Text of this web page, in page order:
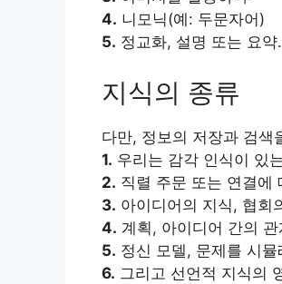
4. 니모닉(예: 두문자어)
5. 정교화, 설명 또는 요약.
지식의 종류
다만, 정보의 저장과 검색
1. 우리는 감각 인식이 있
2. 직렬 주문 또는 연결에
3. 아이디어의 지식, 협회
4. 계획, 아이디어 간의 관
5. 정신 모델, 문제를 시
6. 그리고 선언적 지식의